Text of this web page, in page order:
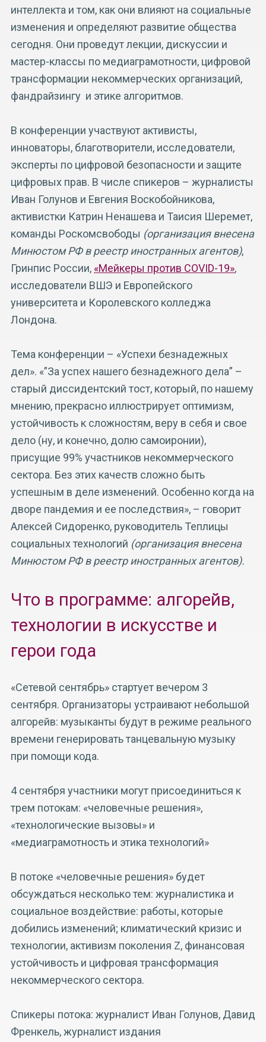
интеллекта и том, как они влияют на социальные
изменения и определяют развитие общества
сегодня. Они проведут лекции, дискуссии и
мастер-классы по медиаграмотности, цифровой
трансформации некоммерческих организаций,
фандрайзингу и этике алгоритмов.
В конференции участвуют активисты,
инноваторы, благотворители, исследователи,
эксперты по цифровой безопасности и защите
цифровых прав. В числе спикеров – журналисты
Иван Голунов и Евгения Воскобойникова,
активистки Катрин Ненашева и Таисия Шеремет,
команды Роскомсвободы (организация внесена
Минюстом РФ в реестр иностранных агентов),
Гринпис России, «Мейкеры против COVID-19»,
исследователи ВШЭ и Европейского
университета и Королевского колледжа
Лондона.
Тема конференции – «Успехи безнадежных
дел». «”За успех нашего безнадежного дела” –
старый диссидентский тост, который, по нашему
мнению, прекрасно иллюстрирует оптимизм,
устойчивость к сложностям, веру в себя и свое
дело (ну, и конечно, долю самоиронии),
присущие 99% участников некоммерческого
сектора. Без этих качеств сложно быть
успешным в деле изменений. Особенно когда на
дворе пандемия и ее последствия», – говорит
Алексей Сидоренко, руководитель Теплицы
социальных технологий (организация внесена
Минюстом РФ в реестр иностранных агентов).
Что в программе: алгорейв,
технологии в искусстве и
герои года
«Сетевой сентябрь» стартует вечером 3
сентября. Организаторы устраивают небольшой
алгорейв: музыканты будут в режиме реального
времени генерировать танцевальную музыку
при помощи кода.
4 сентября участники могут присоединиться к
трем потокам: «человечные решения»,
«технологические вызовы» и
«медиаграмотность и этика технологий»
В потоке «человечные решения» будет
обсуждаться несколько тем: журналистика и
социальное воздействие: работы, которые
добились изменений; климатический кризис и
технологии, активизм поколения Z, финансовая
устойчивость и цифровая трансформация
некоммерческого сектора.
Спикеры потока: журналист Иван Голунов, Давид
Френкель, журналист издания